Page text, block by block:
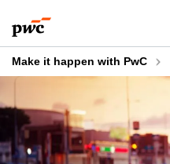
to
content
to
footer
Make it happen with PwC